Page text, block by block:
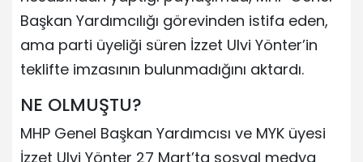
Başkan Yardımcılığı görevinden istifa eden,
ama parti üyeliği süren İzzet Ulvi Yönter’in
teklifte imzasının bulunmadığını aktardı.
NE OLMUŞTU?
MHP Genel Başkan Yardımcısı ve MYK üyesi
İzzet Ulvi Yönter 27 Mart’ta sosyal medya